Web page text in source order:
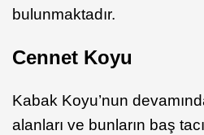
bulunmaktadır.
Cennet Koyu
Kabak Koyu’nun
alanları ve bunların baş